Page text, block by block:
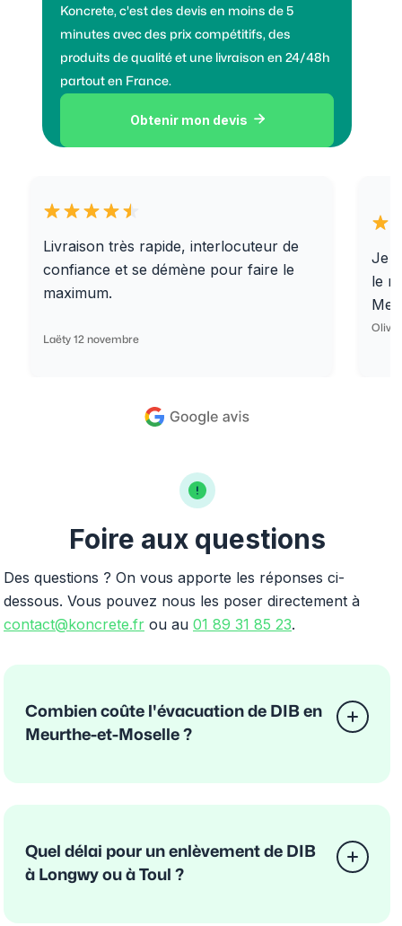
Koncrete, c'est des devis en moins de 5
minutes avec des prix compétitifs, des
produits de qualité et une livraison en 24/48h
partout en France.
Obtenir mon devis 
Livraison très rapide, interlocuteur de
confiance et se démène pour faire le
maximum.
Laëty 12 novembre
Je
le
Foire aux questions
Des questions ? On vous apporte les réponses ci-
dessous. Vous pouvez nous les poser directement à
contact@koncrete.fr ou au 01 89 31 85 23.
Combien coûte l'évacuation de DIB en
Meurthe-et-Moselle ?
Quel délai pour un enlèvement de DIB
à Longwy ou à Toul ?